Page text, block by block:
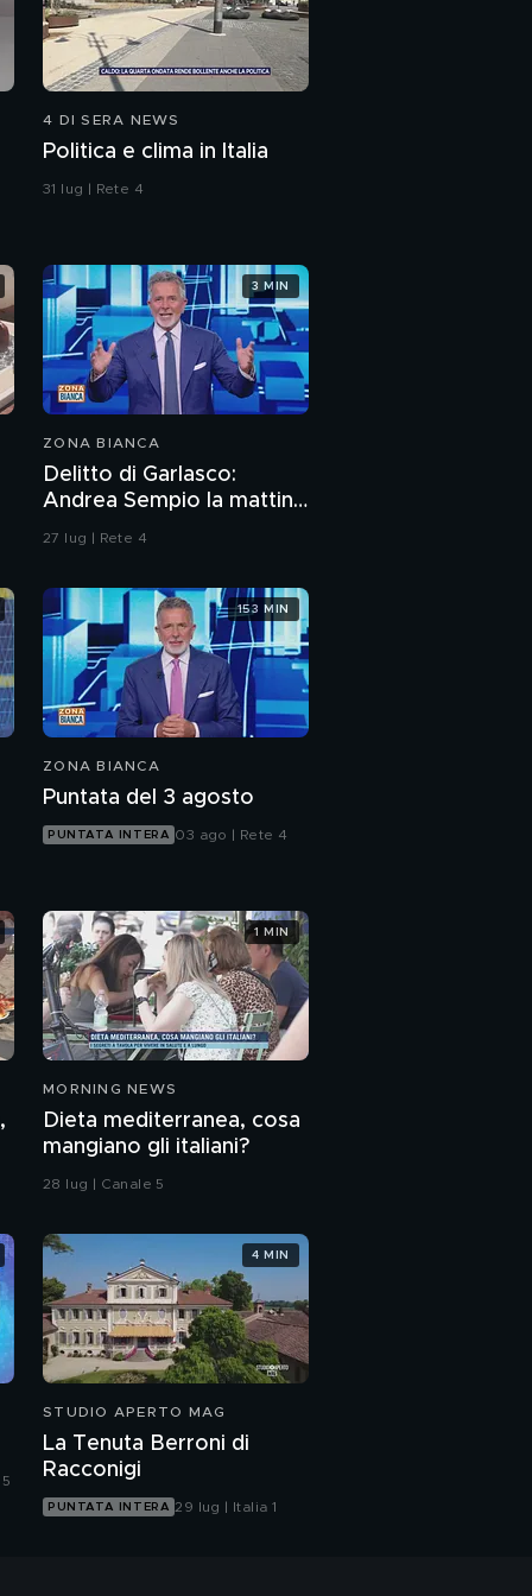
"Grande Fratello": tra i
nuovi ingressi anche
Amanda Lecciso
4 DI SERA NEWS
Politica e clima in Italia
31 lug | Rete 4
ZONA BIANCA
Delitto di Garlasco:
Andrea Sempio la mattina
del delitto è stato in un
27 lug | Rete 4
3 MIN
ZONA BIANCA
Puntata del 3 agosto
PUNTATA INTERA 03 ago | Rete 4
153 MIN
MORNING NEWS
Dieta mediterranea, cosa
mangiano gli italiani?
28 lug | Canale 5
1 MIN
STUDIO APERTO MAG
La Tenuta Berroni di
Racconigi
PUNTATA INTERA 29 lug | Italia 1
4 MIN